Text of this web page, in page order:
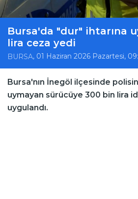
Bursa'da "dur" ihtarına
lira ceza yedi
BURSA, 01 Haziran 2026 Pazartesi,
Bursa'nın İnegöl ilçesinde
uymayan sürücüye 300 bin lira
uygulandı.